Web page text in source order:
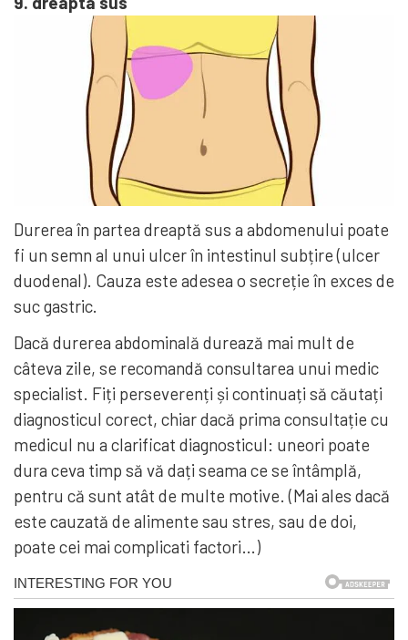
Durerea în partea dreaptă sus a abdomenului poate
fi un semn al unui ulcer în intestinul subțire (ulcer
duodenal). Cauza este adesea o secreție în exces de
suc gastric.
Dacă durerea abdominală durează mai mult de
câteva zile, se recomandă consultarea unui medic
specialist. Fiți perseverenți și continuați să căutați
diagnosticul corect, chiar dacă prima consultație cu
medicul nu a clarificat diagnosticul: uneori poate
dura ceva timp să vă dați seama ce se întâmplă,
pentru că sunt atât de multe motive. (Mai ales dacă
este cauzată de alimente sau stres, sau de doi,
poate cei mai complicati factori…)